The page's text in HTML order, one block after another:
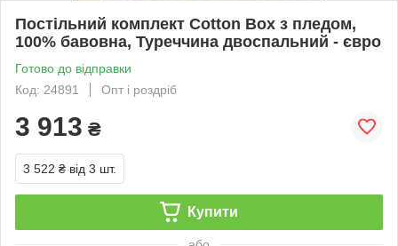
Постільний комплект Cotton Box з пледом,
100% бавовна, Туреччина двоспальний - євро
Готово до відправки
Код: 24891
Опт і роздріб
3 913 ₴
3 522 ₴ від 3 шт.
Купити